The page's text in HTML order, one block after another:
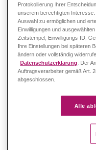
Unterstützende
Unterstützende
Anfallsicheres Profil
ermöglicht es
nutzen, indem das
Profil für
die Website so an,
Sehbehinderungen wie
peripheren
Protokollierung Ihrer
unserem berechtigten
Auswahl zu ermöglichen und
Einwilligungen und
Zeitstempel, Einwilligungs-ID,
Ihre Einstellungen bei späteren
ändern oder vollständig
Datenschutzerklärung. Der
Auftragsverarbeiter gemäß Art.
abgeschlossen.
Alle